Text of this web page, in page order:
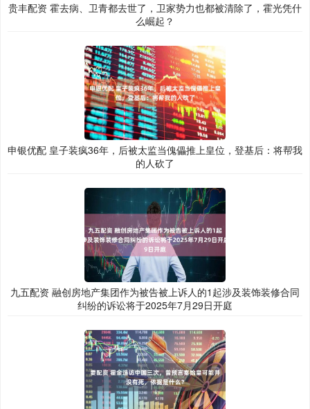
贵丰配资 霍去病、卫青都去世了，卫家势力也都被清除了，霍光凭什
么崛起？
申银优配 皇子装疯36年，后被太监当傀儡推上皇位，登基后：将帮我
的人砍了
九五配资 融创房地产集团作为被告被上诉人的1起涉及装饰装修合同
纠纷的诉讼将于2025年7月29日开庭